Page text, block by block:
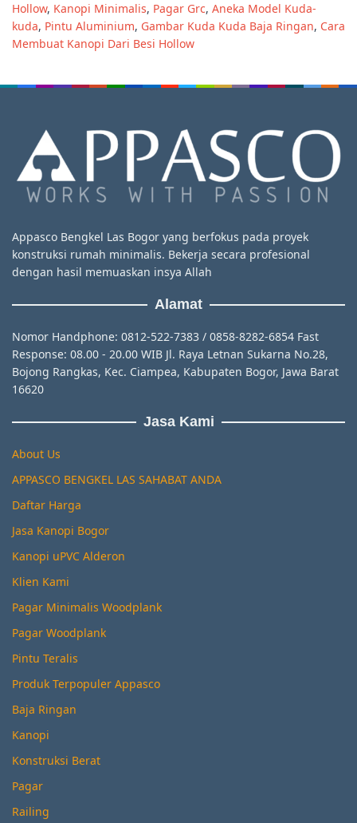
Hollow, Kanopi Minimalis, Pagar Grc, Aneka Model Kuda-
kuda, Pintu Aluminium, Gambar Kuda Kuda Baja Ringan, Cara
Membuat Kanopi Dari Besi Hollow
Appasco Bengkel Las Bogor yang berfokus pada proyek
konstruksi rumah minimalis. Bekerja secara profesional
dengan hasil memuaskan insya Allah
Alamat
Nomor Handphone: 0812-522-7383 / 0858-8282-6854 Fast
Response: 08.00 - 20.00 WIB Jl. Raya Letnan Sukarna No.28,
Bojong Rangkas, Kec. Ciampea, Kabupaten Bogor, Jawa Barat
16620
Jasa Kami
About Us
APPASCO BENGKEL LAS SAHABAT ANDA
Daftar Harga
Jasa Kanopi Bogor
Kanopi uPVC Alderon
Klien Kami
Pagar Minimalis Woodplank
Pagar Woodplank
Pintu Teralis
Produk Terpopuler Appasco
Baja Ringan
Kanopi
Konstruksi Berat
Pagar
Railing